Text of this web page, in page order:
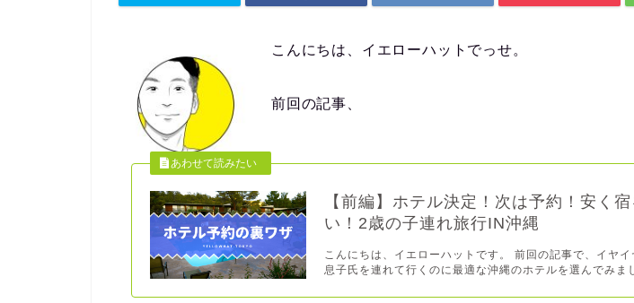
こんにちは、イエローハットでっせ。
前回の記事、
【前編】ホテル決定！次は予約！安く
い！2歳の子連れ旅行IN沖縄
こんにちは、イエローハットです。 前回の記事で、イヤ
息子氏を連れて行くのに最適な沖縄のホテルを選んでみま